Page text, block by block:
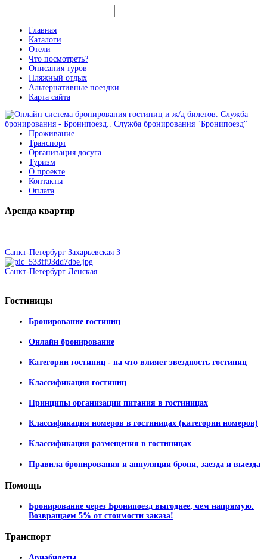
Главная
Каталоги
Отели
Что посмотреть?
Описания туров
Пляжный отдых
Альтернативные поездки
Карта сайта
Проживание
Транспорт
Организация досуга
Туризм
О проекте
Контакты
Оплата
Аренда квартир
Санкт-Петербург Захарьевская 3
Санкт-Петербург Ленская
Гостиницы
Бронирование гостиниц
Онлайн бронирование
Категории гостиниц - на что влияет звездность гостиниц
Классификация гостиниц
Принципы организации питания в гостиницах
Классификация номеров в гостиницах (категории номеров)
Классификация размещения в гостиницах
Правила бронирования и аннуляции брони, заезда и выезда
Помощь
Бронирование через Бронипоезд выгоднее, чем напрямую.
Возвращаем 5% от стоимости заказа!
Транспорт